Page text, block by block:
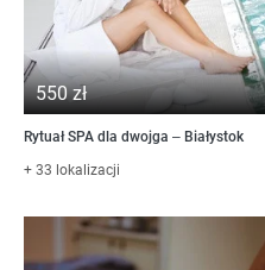
550 zł
Rytuał SPA dla dwojga – Białystok
+ 33 lokalizacji